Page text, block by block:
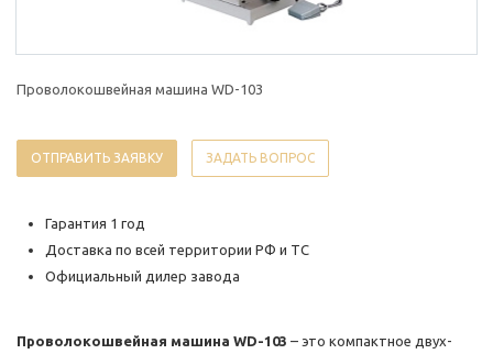
Проволокошвейная машина WD-103
ОТПРАВИТЬ ЗАЯВКУ ЗАДАТЬ ВОПРОС
Гарантия 1 год
Доставка по всей территории РФ и ТС
Официальный дилер завода
Проволокошвейная машина WD-103 – это компактное двух-